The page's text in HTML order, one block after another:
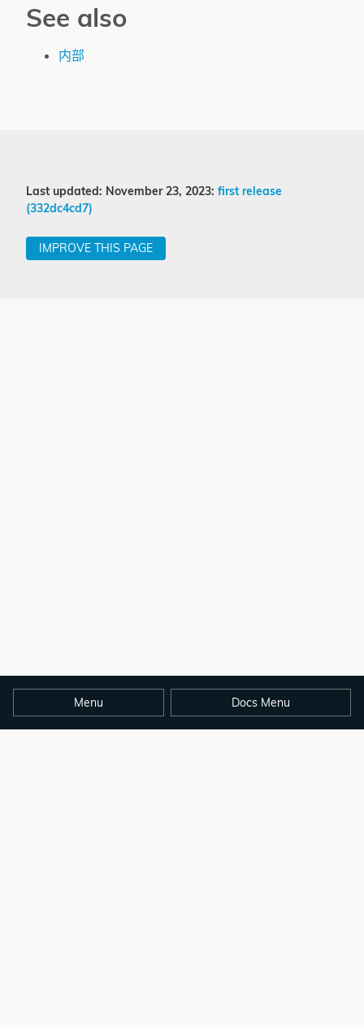
See also
内部
Last updated: November 23, 2023: first release
(332dc4cd7)
IMPROVE THIS PAGE
Menu Docs Menu